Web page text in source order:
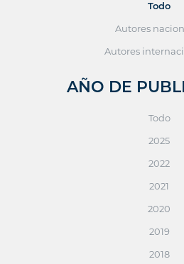
Todo
Autores
Autores
AÑO DE
Todo
2025
2022
2021
2020
2019
2018